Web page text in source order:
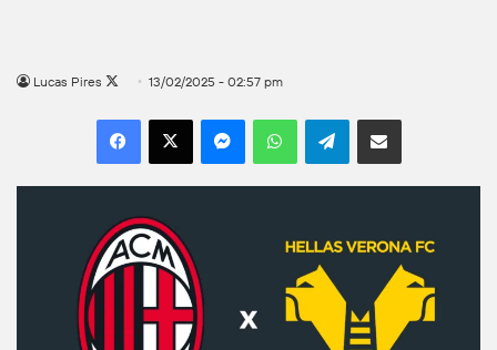
Lucas Pires
Follow
X
13/02/2025 - 02:57 pm
Facebook
X MessengerWhatsAppTelegramCompartilhar por e-mail